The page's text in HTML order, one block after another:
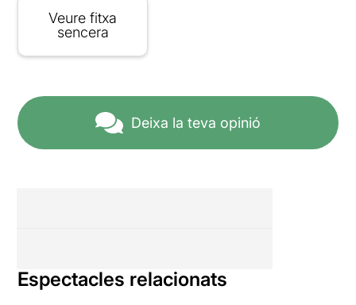
Veure fitxa
sencera
Deixa la teva opinió
Espectacles relacionats